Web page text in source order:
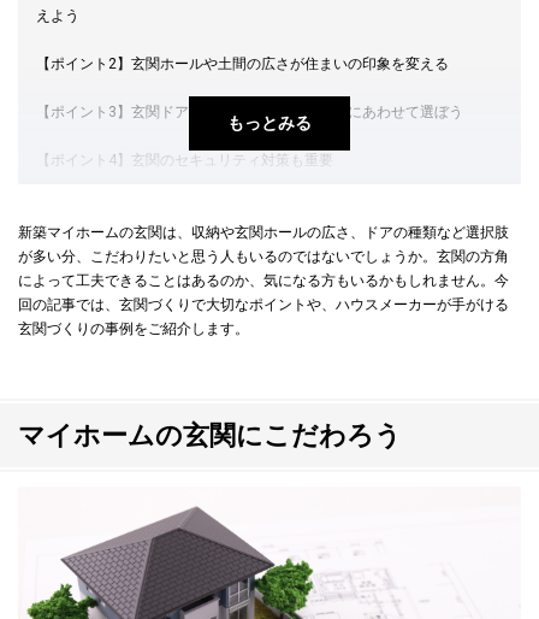
もっとみる
えよう
【ポイント2】玄関ホールや土間の広さが住まいの印象を変える
【ポイント3】玄関ドアはライフスタイルや好みにあわせて選ぼう
【ポイント4】玄関のセキュリティ対策も重要
ハウスメーカーで叶える快適な玄関づくり
マイホームの玄関について家族と話し合おう
新築マイホームの玄関は、収納や玄関ホールの広さ、ドアの種類など選択肢
が多い分、こだわりたいと思う人もいるのではないでしょうか。玄関の方角
によって工夫できることはあるのか、気になる方もいるかもしれません。今
回の記事では、玄関づくりで大切なポイントや、ハウスメーカーが手がける
玄関づくりの事例をご紹介します。
マイホームの玄関にこだわろう